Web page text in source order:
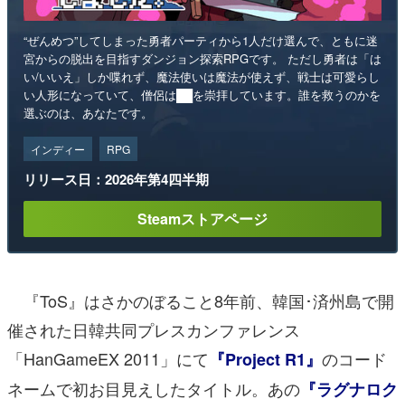
“ぜんめつ”してしまった勇者パーティから1人だけ選んで、ともに迷
宮からの脱出を目指すダンジョン探索RPGです。 ただし勇者は「は
い/いいえ」しか喋れず、魔法使いは魔法が使えず、戦士は可愛らし
い人形になっていて、僧侶は██を崇拝しています。誰を救うのかを
選ぶのは、あなたです。
インディー RPG
リリース日：2026年第4四半期
Steamストアページ
『ToS』はさかのぼること8年前、韓国･済州島で開
催された日韓共同プレスカンファレンス
「HanGameEX 2011」にて 『Project R1』 のコード
ネームで初お目見えしたタイトル。あの 『ラグナロク